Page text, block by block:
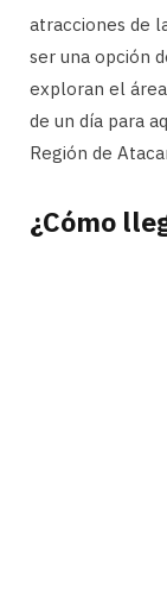
atracciones de
ser una opción
exploran el
de un día para
Región de
¿Cómo